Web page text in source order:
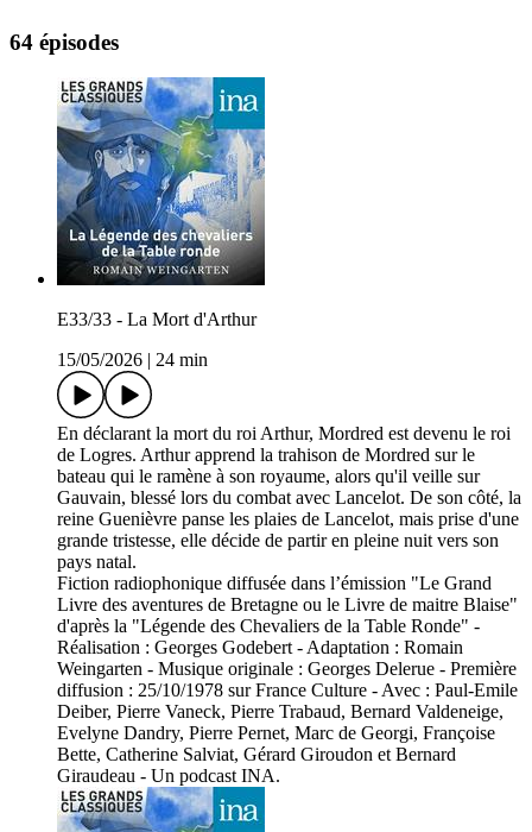
64 épisodes
E33/33 - La Mort d'Arthur
15/05/2026
24 min
En déclarant la mort du roi Arthur, Mordred est devenu le roi
de Logres. Arthur apprend la trahison de Mordred sur le
bateau qui le ramène à son royaume, alors qu'il veille sur
Gauvain, blessé lors du combat avec Lancelot. De son côté, la
reine Guenièvre panse les plaies de Lancelot, mais prise d'une
grande tristesse, elle décide de partir en pleine nuit vers son
pays natal.
Fiction radiophonique diffusée dans l’émission "Le Grand
Livre des aventures de Bretagne ou le Livre de maitre Blaise"
d'après la "Légende des Chevaliers de la Table Ronde" -
Réalisation : Georges Godebert - Adaptation : Romain
Weingarten - Musique originale : Georges Delerue - Première
diffusion : 25/10/1978 sur France Culture - Avec : Paul-Emile
Deiber, Pierre Vaneck, Pierre Trabaud, Bernard Valdeneige,
Evelyne Dandry, Pierre Pernet, Marc de Georgi, Françoise
Bette, Catherine Salviat, Gérard Giroudon et Bernard
Giraudeau - Un podcast INA.